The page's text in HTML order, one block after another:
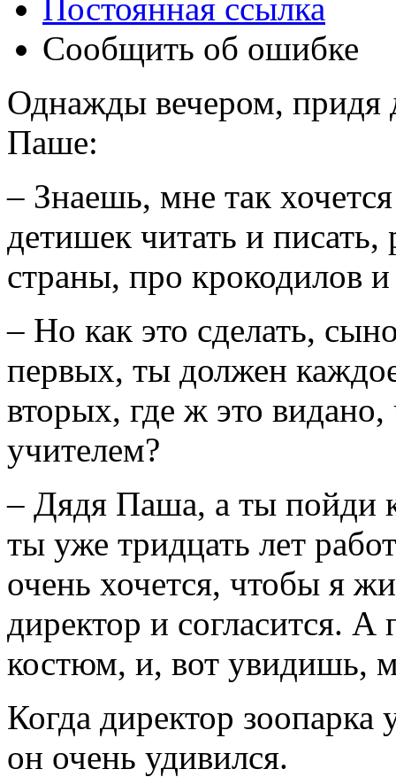
Постоянная ссылка
Сообщить об ошибке
Однажды вечером, придя
Паше:
– Знаешь, мне так
детишек читать и
страны, про крокодилов и
– Но как это сделать,
первых, ты должен
вторых, где ж это
учителем?
– Дядя Паша, а ты пойди
ты уже тридцать лет
очень хочется, чтобы я
директор и согласится.
костюм, и, вот увидишь,
Когда директор
он очень удивился.